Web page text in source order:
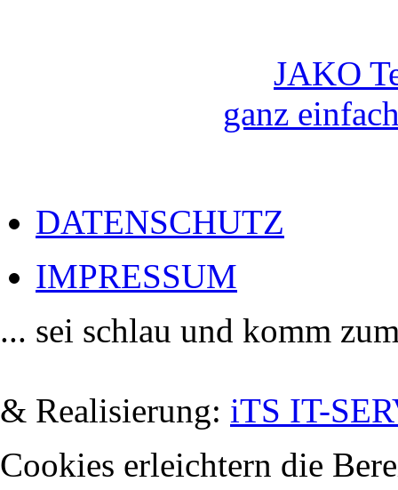
JAKO
ganz
DATENSCHUTZ
IMPRESSUM
... sei schlau und komm
& Realisierung: iTS IT-
Cookies erleichtern die